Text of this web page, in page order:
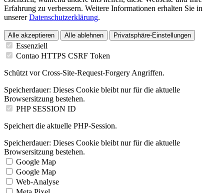
Erfahrung zu verbessern. Weitere Informationen erhalten Sie in
unsererDatenschutzerklärung.
Alle akzeptieren Alle ablehnen Privatsphäre-Einstellungen
Essenziell
Contao HTTPS CSRF Token
Schützt vor Cross-Site-Request-Forgery Angriffen.
Speicherdauer: Dieses Cookie bleibt nur für die aktuelle
Browsersitzung bestehen.
PHP SESSION ID
Speichert die aktuelle PHP-Session.
Speicherdauer: Dieses Cookie bleibt nur für die aktuelle
Browsersitzung bestehen.
Google Map
Google Map
Web-Analyse